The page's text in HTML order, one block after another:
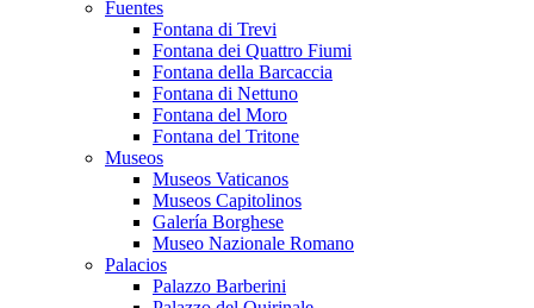
Fuentes
Fontana di Trevi
Fontana dei Quattro Fiumi
Fontana della Barcaccia
Fontana di Nettuno
Fontana del Moro
Fontana del Tritone
Museos
Museos Vaticanos
Museos Capitolinos
Galería Borghese
Museo Nazionale Romano
Palacios
Palazzo Barberini